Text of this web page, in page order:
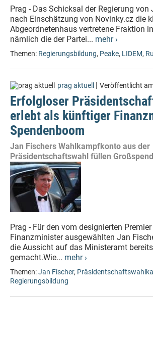
Prag - Das Schicksal der Regierung
nach Einschätzung von Novinky.cz die
Abgeordnetenhaus vertretene Fraktion
nämlich die der Partei... mehr ›
Themen: Regierungsbildung, Peake, LIDEM,
prag aktuell | Veröffentlicht
Erfolgloser
erlebt als künftiger
Spendenboom
Jan Fischers Wahlkampfkonto aus der
Präsidentschaftswahl füllen
Prag - Für den vom designierten
Finanzminister ausgewählten Jan
die Aussicht auf das Ministeramt
gemacht.Wie... mehr ›
Themen:Jan Fischer,
Regierungsbildung